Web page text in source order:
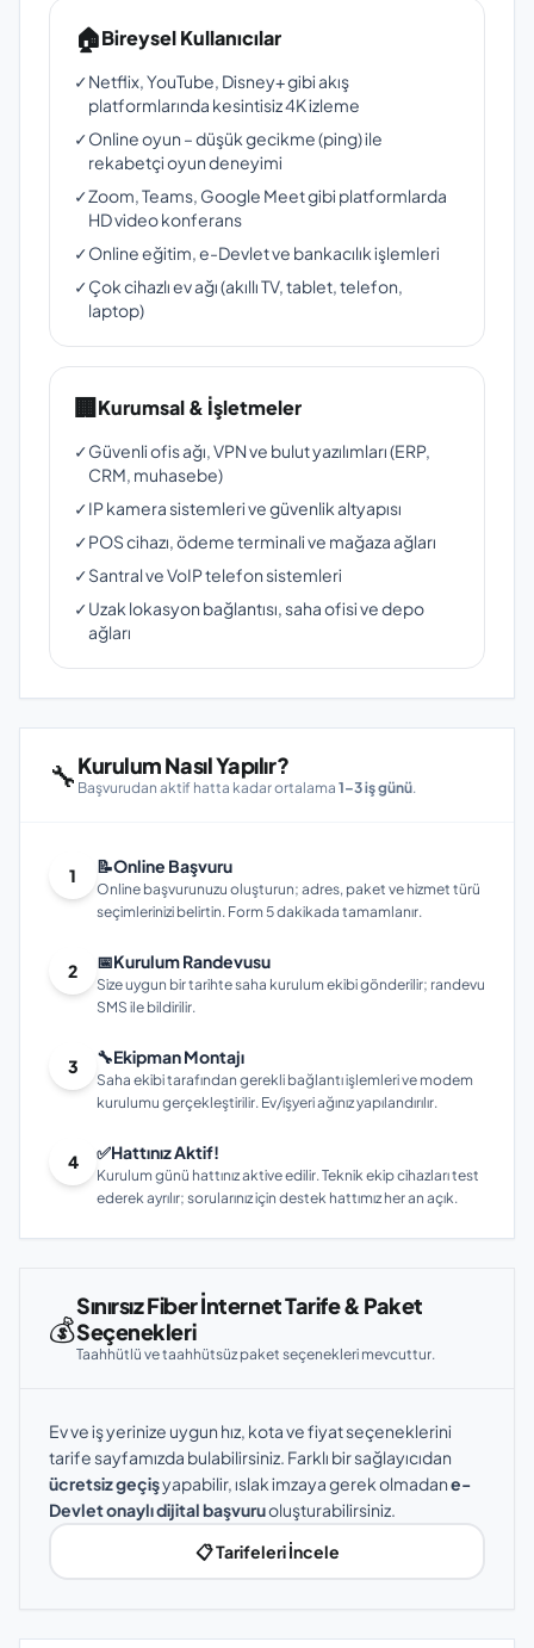
🏠Bireysel Kullanıcılar
✓Netflix, YouTube, Disney+ gibi akış
platformlarında kesintisiz 4K izleme
✓Online oyun – düşük gecikme (ping) ile
rekabetçi oyun deneyimi
✓Zoom, Teams, Google Meet gibi platformlarda
HD video konferans
✓Online eğitim, e-Devlet ve bankacılık işlemleri
✓Çok cihazlı ev ağı (akıllı TV, tablet, telefon,
laptop)
🏢Kurumsal & İşletmeler
✓Güvenli ofis ağı, VPN ve bulut yazılımları (ERP,
CRM, muhasebe)
✓IP kamera sistemleri ve güvenlik altyapısı
✓POS cihazı, ödeme terminali ve mağaza ağları
✓Santral ve VoIP telefon sistemleri
✓Uzak lokasyon bağlantısı, saha ofisi ve depo
ağları
🔧Kurulum Nasıl Yapılır?
Başvurudan aktif hatta kadar ortalama 1–3 iş günü.
1 📝Online Başvuru
Online başvurunuzu oluşturun; adres, paket ve hizmet türü
seçimlerinizi belirtin. Form 5 dakikada tamamlanır.
2 📅Kurulum Randevusu
Size uygun bir tarihte saha kurulum ekibi gönderilir; randevu
SMS ile bildirilir.
3 🔧Ekipman Montajı
Saha ekibi tarafından gerekli bağlantı işlemleri ve modem
kurulumu gerçekleştirilir. Ev/işyeri ağınız yapılandırılır.
4 ✅Hattınız Aktif!
Kurulum günü hattınız aktive edilir. Teknik ekip cihazları test
ederek ayrılır; sorularınız için destek hattımız her an açık.
💰
Sınırsız Fiber İnternet Tarife & Paket
Seçenekleri
Taahhütlü ve taahhütsüz paket seçenekleri mevcuttur.
Ev ve iş yerinize uygun hız, kota ve fiyat seçeneklerini
tarife sayfamızda bulabilirsiniz. Farklı bir sağlayıcıdan
ücretsiz geçişyapabilir, ıslak imzaya gerek olmadane-
Devlet onaylı dijital başvuruoluşturabilirsiniz.
📋 Tarifeleri İncele